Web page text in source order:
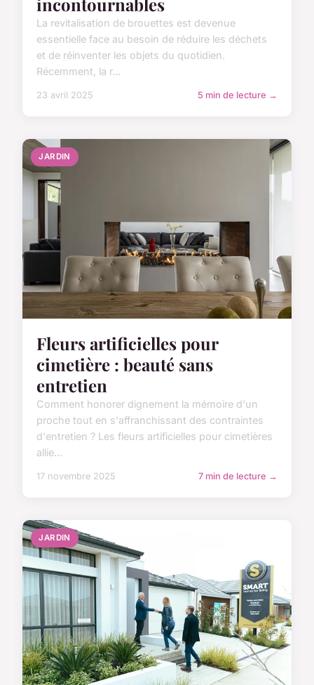
La revitalisation de brouettes est devenue
essentielle face au besoin de réduire les déchets
et de réinventer les objets du quotidien.
Récemment, la r...
23 avril 2025 5 min de lecture →
JARDIN
Fleurs artificielles pour
cimetière : beauté sans
entretien
Comment honorer dignement la mémoire d'un
proche tout en s'affranchissant des contraintes
d'entretien ? Les fleurs artificielles pour cimetières
allie...
17 novembre 2025 7 min de lecture →
JARDIN